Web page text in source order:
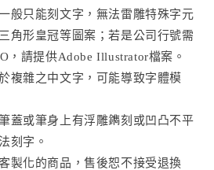
般只能刻文字，無法雷雕特殊字元
角形皇冠等圖案；若是公司行號需
，請提供Adobe Illustrator檔案。
複雜之中文字，可能導致字體模
蓋或筆身上有浮雕鐫刻或凹凸不平
刻字。
製化的商品，售後恕不接受退換